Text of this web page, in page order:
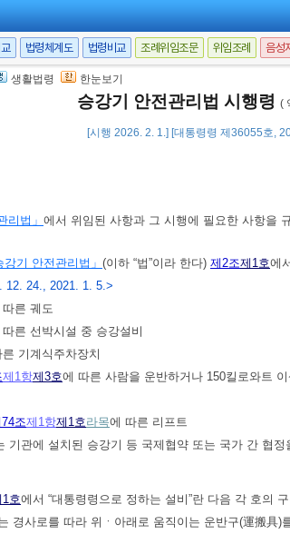
법령체계도 법령비교 조례위임조문 위임조례 음성
생활법령 한눈보기
승강기 안전관리법 시행령 (
[시행 2026. 2. 1.] [대통령령 제36055호,
리법」 에서 위임된 사항과 그 시행에 필요한 사항을
강기 안전관리법」 (이하 “법”이라 한다) 제2조제1호에
12. 24., 2021. 1. 5.>
따른 궤도
따른 선박시설 중 승강설비
기계식주차장치
제1항제3호에 따른 사람을 운반하거나 150킬로와트
조제1항제1호라목에 따른 리프트
기관에 설치된 승강기 등 국제협약 또는 국가 간 협
1호에서 “대통령령으로 정하는 설비”란 다음 각 호의
경사로를 따라 위ㆍ아래로 움직이는 운반구(運搬具